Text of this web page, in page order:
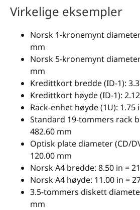
Virkelige eksempler
Norsk 1-kronemynt
mm
Norsk 5-kronemynt
mm
Kredittkort bredde (ID-1):
Kredittkort høyde (ID-1):
Rack-enhet høyde (1U): 1.75
Standard 19-tommers rack
482.60 mm
Optisk plate diameter (CD/
120.00 mm
Norsk A4 bredde: 8.50 in =
Norsk A4 høyde: 11.00 in =
3.5-tommers diskett
mm